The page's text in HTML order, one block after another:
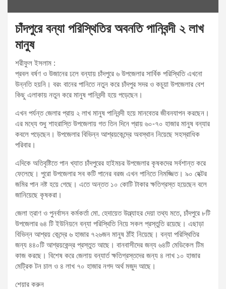
চাঁদপুরে বন্যা পরিস্থিতির অবনতি পানিবন্দী ২ লাখ
মানুষ
শরীফুল ইসলাম :
প্রবল বর্ষণ ও উজানের ঢলে বন্যায় চাঁদপুরে ৬ উপজেলার সার্বিক পরিস্থিতি এখনো
উন্নতি হয়নি। বরং বানের পানিতে নতুন করে চাঁদপুর সদর ও কচুয়া উপজেলার বেশ
কিছু এলাকায় নতুন করে মানুষ পানিবন্দী হয়ে পড়েছেন।
এখন পর্যন্ত জেলার প্রায় ২ লাখ মানুষ পানিবন্দী হয়ে মানবেতর জীবনযাপন করছেন।
এর মধ্যে শুধু শাহরাস্তি উপজেলায় গত তিন দিনে প্রায় ৬০-৭০ হাজার মানুষ বন্যার
কবলে পড়েছেন। উপজেলার বিভিন্ন আশ্রয়কেন্দ্রে অবস্থান নিয়েছে সহস্রাধিক
পরিবার।
এদিকে অতিবৃষ্টিতে পান খ্যাত চাঁদপুরের হাইমচর উপজেলার কৃষকদের সর্বশান্ত করে
ফেলেছে। পুরো উপজেলার সব কটি পানের বরজ এখন পানিতে নিমজ্জিত। ৯০ হেক্টর
জমির পান নষ্ট হয়ে গেছে। এতে অন্তত ১০ কোটি টাকার ক্ষতিগ্রস্ত হয়েছেন বলে
জানিয়েছে কৃষকরা।
জেলা ত্রাণ ও পুনর্বাসন কর্মকর্তা মো. হেদায়েত উল্ল্যাহর দেয়া তথ্য মতে, চাঁদপুরে ৮টি
উপজেলার ৬৪ টি ইউনিয়নে বন্যা পরিস্থিতি নিয়ে সকল প্রস্তুতি রয়েছে। এছাড়া
বিভিন্ন আশ্রয় কেন্দ্রে ৬ হাজার ৭২৬জন মানুষ ঠাঁই নিয়েছে। বন্যা পরিস্থিতির
জন্য ৪৪০টি আশ্রয়কেন্দ্র প্রস্তুত আছে। বানবাসীদের জন্য ৬৪টি মেডিকেল টিম
কাজ করছে। বিশেষ করে জেলায় বন্যার্ত ক্ষতিগ্রস্তদের জন্য ৪ লাখ ১০ হাজার
মেট্রিক টন চাল ও ৪ লাখ ৭০ হাজার নগদ অর্থ মজুদ আছে।
শেয়ার করুন